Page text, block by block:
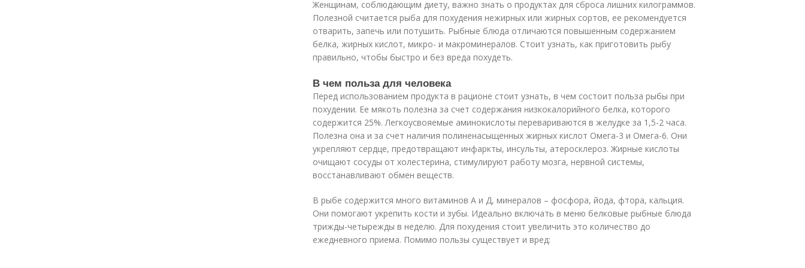
Женщинам, соблюдающим диету, важно знать о продуктах для сброса лишних килограммов.
Полезной считается рыба для похудения нежирных или жирных сортов, ее рекомендуется
отварить, запечь или потушить. Рыбные блюда отличаются повышенным содержанием
белка, жирных кислот, микро- и макроминералов. Стоит узнать, как приготовить рыбу
правильно, чтобы быстро и без вреда похудеть.
В чем польза для человека
Перед использованием продукта в рационе стоит узнать, в чем состоит польза рыбы при
похудении. Ее мякоть полезна за счет содержания низкокалорийного белка, которого
содержится 25%. Легкоусвояемые аминокислоты перевариваются в желудке за 1,5-2 часа.
Полезна она и за счет наличия полиненасыщенных жирных кислот Омега-3 и Омега-6. Они
укрепляют сердце, предотвращают инфаркты, инсульты, атеросклероз. Жирные кислоты
очищают сосуды от холестерина, стимулируют работу мозга, нервной системы,
восстанавливают обмен веществ.
В рыбе содержится много витаминов А и Д, минералов – фосфора, йода, фтора, кальция.
Они помогают укрепить кости и зубы. Идеально включать в меню белковые рыбные блюда
трижды-четырежды в неделю. Для похудения стоит увеличить это количество до
ежедневного приема. Помимо пользы существует и вред: